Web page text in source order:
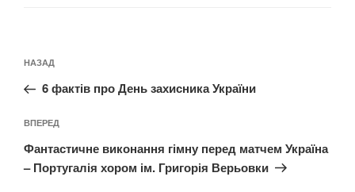
записів
Попередній
запис:
НАЗАД
6 фактів про День захисника України
Наступний
запис
ВПЕРЕД
Фантастичне виконання гімну перед матчем Україна
– Португалія хором ім. Григорія Верьовки